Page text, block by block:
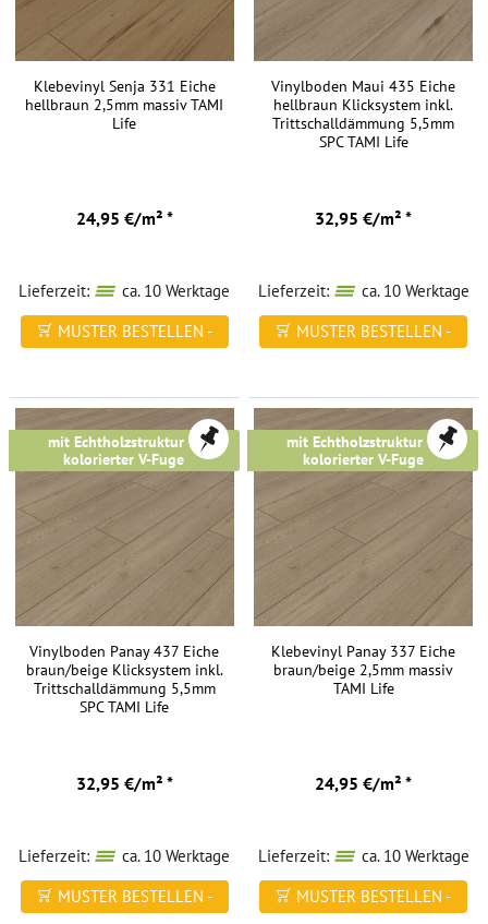
Klebevinyl Senja 331 Eiche
hellbraun 2,5mm massiv TAMI
Life
24,95 €/m² *
Lieferzeit:
ca. 10 Werktage
MUSTER BESTELLEN -
Vinylboden Maui 435 Eiche
hellbraun Klicksystem inkl.
Trittschalldämmung 5,5mm
SPC TAMI Life
32,95 €/m² *
Lieferzeit:
ca. 10 Werktage
MUSTER BESTELLEN -
mit Echtholzstruktur &
kolorierter V-Fuge
Vinylboden Panay 437 Eiche
braun/beige Klicksystem inkl.
Trittschalldämmung 5,5mm
SPC TAMI Life
32,95 €/m² *
Lieferzeit:
ca. 10 Werktage
MUSTER BESTELLEN -
mit Echtholzstruktur &
kolorierter V-Fuge
Klebevinyl Panay 337 Eiche
braun/beige 2,5mm massiv
TAMI Life
24,95 €/m² *
Lieferzeit:
ca. 10 Werktage
MUSTER BESTELLEN -